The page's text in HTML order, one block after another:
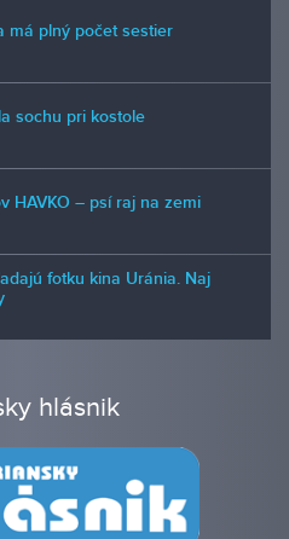
má plný počet sestier
sochu pri kostole
HAVKO – psí raj na zemi
fotku kina Uránia. Naj
hlásnik